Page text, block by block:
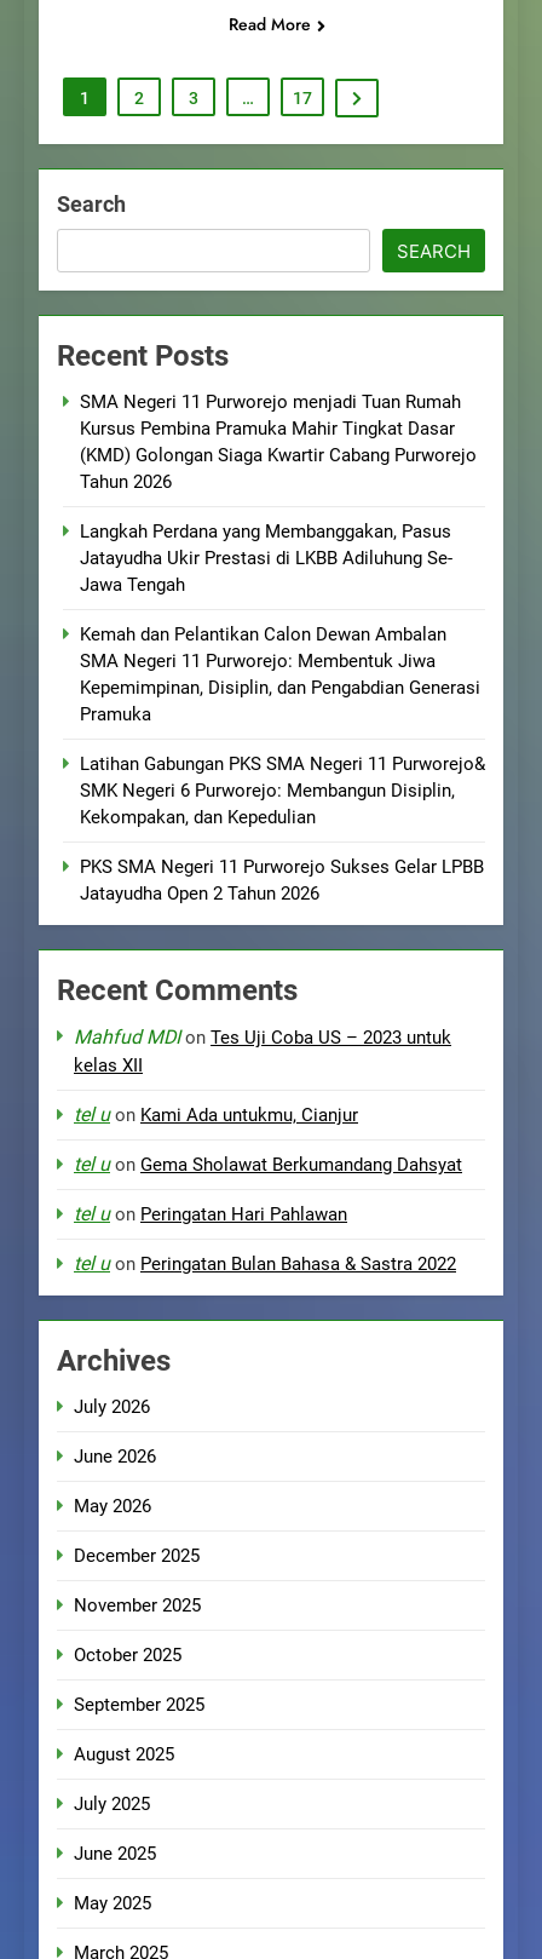
Read More
1 2 3 … 17
Search
SEARCH
Recent Posts
SMA Negeri 11 Purworejo menjadi Tuan Rumah
Kursus Pembina Pramuka Mahir Tingkat Dasar
(KMD) Golongan Siaga Kwartir Cabang Purworejo
Tahun 2026
Langkah Perdana yang Membanggakan, Pasus
Jatayudha Ukir Prestasi di LKBB Adiluhung Se-
Jawa Tengah
Kemah dan Pelantikan Calon Dewan Ambalan
SMA Negeri 11 Purworejo: Membentuk Jiwa
Kepemimpinan, Disiplin, dan Pengabdian Generasi
Pramuka
Latihan Gabungan PKS SMA Negeri 11 Purworejo&
SMK Negeri 6 Purworejo: Membangun Disiplin,
Kekompakan, dan Kepedulian
PKS SMA Negeri 11 Purworejo Sukses Gelar LPBB
Jatayudha Open 2 Tahun 2026
Recent Comments
Mahfud MDIon Tes Uji Coba US – 2023 untuk
kelas XII
tel uon Kami Ada untukmu, Cianjur
tel uon Gema Sholawat Berkumandang Dahsyat
tel uon Peringatan Hari Pahlawan
tel uon Peringatan Bulan Bahasa & Sastra 2022
Archives
July 2026
June 2026
May 2026
December 2025
November 2025
October 2025
September 2025
August 2025
July 2025
June 2025
May 2025
March 2025